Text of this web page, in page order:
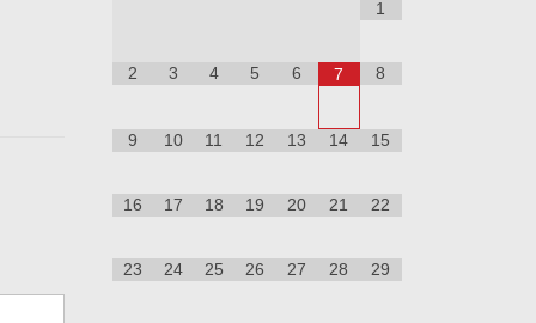
1
2 3 4 5 6 7 8
9 10 11 12 13 14 15
16 17 18 19 20 21 22
23 24 25 26 27 28 29